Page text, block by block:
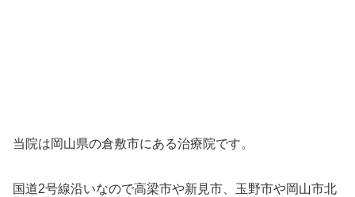
当院は岡山県の倉敷市にある治療院です。
国道2号線沿いなので高梁市や新見市、玉野市や岡山市北